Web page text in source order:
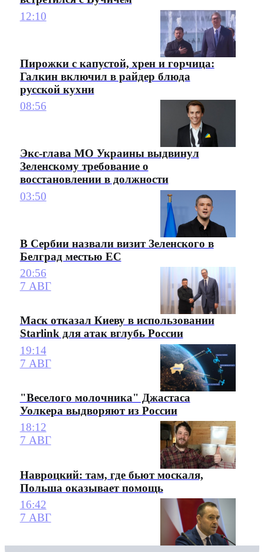
12:10
Пирожки с капустой, хрен и горчица:
Галкин включил в райдер блюда
русской кухни
08:56
Экс-глава МО Украины выдвинул
Зеленскому требование о
восстановлении в должности
03:50
В Сербии назвали визит Зеленского в
Белград местью ЕС
20:56
7 АВГ
Маск отказал Киеву в использовании
Starlink для атак вглубь России
19:14
7 АВГ
"Веселого молочника" Джастаса
Уолкера выдворяют из России
18:12
7 АВГ
Навроцкий: там, где бьют москаля,
Польша оказывает помощь
16:42
7 АВГ